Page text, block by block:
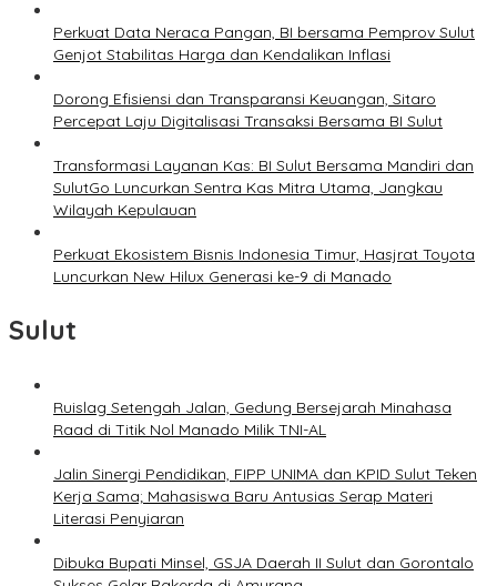
Perkuat Data Neraca Pangan, BI bersama Pemprov Sulut
Genjot Stabilitas Harga dan Kendalikan Inflasi
Dorong Efisiensi dan Transparansi Keuangan, Sitaro
Percepat Laju Digitalisasi Transaksi Bersama BI Sulut
Transformasi Layanan Kas: BI Sulut Bersama Mandiri dan
SulutGo Luncurkan Sentra Kas Mitra Utama, Jangkau
Wilayah Kepulauan
Perkuat Ekosistem Bisnis Indonesia Timur, Hasjrat Toyota
Luncurkan New Hilux Generasi ke-9 di Manado
Sulut
Ruislag Setengah Jalan, Gedung Bersejarah Minahasa
Raad di Titik Nol Manado Milik TNI-AL
Jalin Sinergi Pendidikan, FIPP UNIMA dan KPID Sulut Teken
Kerja Sama; Mahasiswa Baru Antusias Serap Materi
Literasi Penyiaran
Dibuka Bupati Minsel, GSJA Daerah II Sulut dan Gorontalo